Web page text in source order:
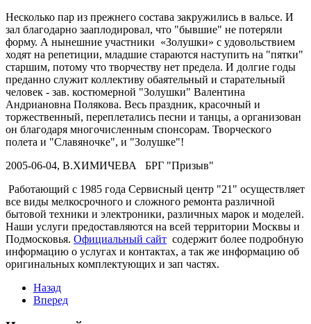
Несколько пар из прежнего состава закружились в вальсе. И
зал благодарно зааплодировал, что "бывшие" не потеряли
форму. А нынешние участники «Золушки» с удовольствием
ходят на репетиции, младшие стараются наступить на "пятки"
старшим, потому что творчеству нет предела. И долгие годы
преданно служит коллективу обаятельный и старательный
человек - зав. костюмерной "Золушки" Валентина
Андриановна Полякова. Весь праздник, красочный и
торжественный, переплетались песни и танцы, а организован
он благодаря многочисленным спонсорам. Творческого
полета и "Славяночке", и "Золушке"!
2005-06-04, В.ХИМИЧЕВА БРГ "Призыв"
Работающий с 1985 года Сервисный центр "21" осуществляет
все виды мелкосрочного и сложного ремонта различной
бытовой техники и электроники, различных марок и моделей.
Наши услуги предоставляются на всей территории Москвы и
Подмосковья. Официальный сайт содержит более подробную
информацию о услугах и контактах, а так же информацию об
оригинальных комплектующих и зап частях.
Назад
Вперед